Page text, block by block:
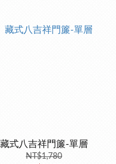
藏式八吉祥門簾-單層
NT$1,780